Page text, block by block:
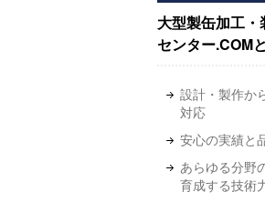
大型製缶加工・
センター.COM
設計・製作か
対応
安心の実績と
あらゆる分野
育成する技術